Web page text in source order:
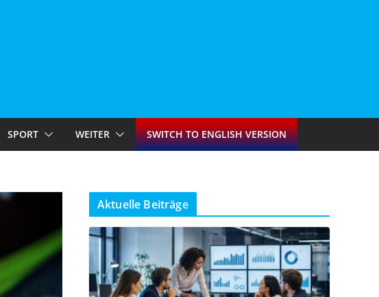
SPORT WEITER SWITCH TO ENGLISH VERSION
Aktuelle Beiträge